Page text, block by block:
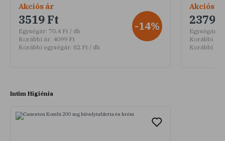
Akciós ár
3519 Ft
Egységár: 70,4 Ft / db
Korábbi ár: 4099 Ft
Korábbi egységár: 82 Ft / db
-14%
Akciós ár
2379
Egységár:
Korábbi ár:
Korábbi
Intim Higiénia